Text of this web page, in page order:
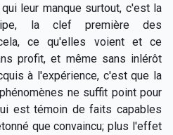
leur manque surtout, c'est la
la clef première des
ce qu'elles voient et ce
profit, et même sans inlérôt
à l'expérience, c'est que la
ne suffit point pour
est témoin de faits capables
que convaincu; plus l'effet